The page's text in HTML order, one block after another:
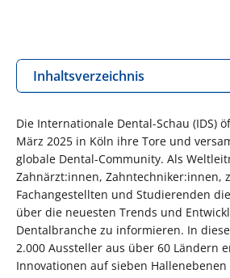
Inhaltsverzeichnis
Die Internationale Dental-Schau (IDS)
März 2025 in Köln ihre Tore und
globale Dental-Community. Als
Zahnärzt:innen, Zahntechniker:innen,
Fachangestellten und Studierenden
über die neuesten Trends und
Dentalbranche zu informieren. In
2.000 Aussteller aus über 60 Ländern
Innovationen auf sieben